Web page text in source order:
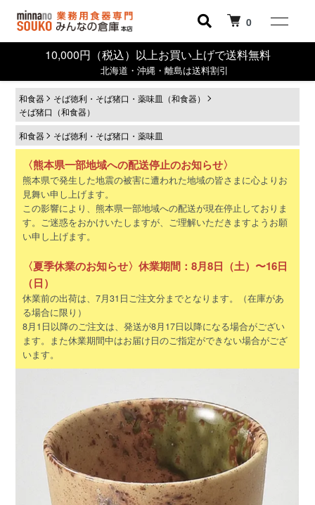
0
10,000円（税込）以上お買い上げで送料無料
北海道・沖縄・離島は送料割引
和食器
そば徳利・そば猪口・薬味皿（和食器）
そば猪口（和食器）
和食器
そば徳利・そば猪口・薬味皿
〈熊本県一部地域への配送停止のお知らせ〉
熊本県で発生した地震の被害に遭われた地域の皆さまに心よりお
見舞い申し上げます。
この影響により、熊本県一部地域への配送が現在停止しておりま
す。ご迷惑をおかけいたしますが、ご理解いただきますようお願
い申し上げます。
〈夏季休業のお知らせ〉休業期間：8月8日（土）〜16日
（日）
休業前の出荷は、7月31日ご注文分までとなります。（在庫があ
る場合に限り）
8月1日以降のご注文は、発送が8月17日以降になる場合がござい
ます。また休業期間中はお届け日のご指定ができない場合がござ
います。